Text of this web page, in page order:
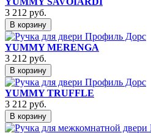
3 212 руб.
В корзину
YUMMY MERENGA
3 212 руб.
В корзину
YUMMY TRUFFLE
3 212 руб.
В корзину